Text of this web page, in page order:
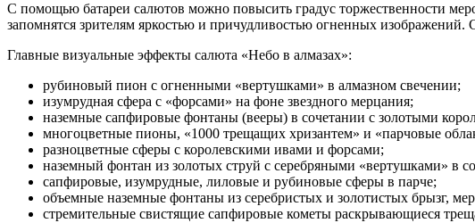
С помощью батареи салютов можно повысить градус торжественности
запомнятся зрителям яркостью и причудливостью огненных
Главные визуальные эффекты салюта «Небо в алмазах»:
рубиновый пион с огненными «вертушками» в алмазном свечении;
изумрудная сфера с «форсами» на фоне звездного мерцания;
наземные сапфировые фонтаны (вееры) в сочетании с золотыми
многоцветные пионы, «1000 трещащих хризантем» и «парчовые
разноцветные сферы с королевскими ивами и форсами;
наземный фонтан из золотых струй с серебряными «вертушками» в
сапфировые, изумрудные, лиловые и рубиновые сферы в парче;
объемные наземные фонтаны из серебристых и золотистых брызг,
стремительные свистящие сапфировые кометы раскрывающиеся